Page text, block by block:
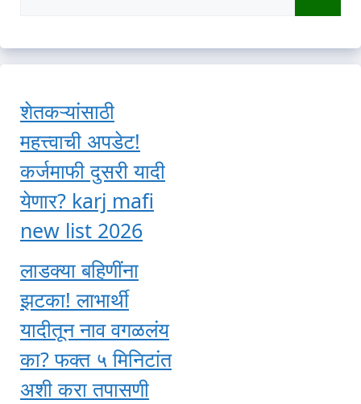
शेतकऱ्यांसाठी
महत्त्वाची अपडेट!
कर्जमाफी दुसरी यादी
येणार? karj mafi
new list 2026
लाडक्या बहिणींना
झटका! लाभार्थी
यादीतून नाव वगळलंय
का? फक्त ५ मिनिटांत
अशी करा तपासणी